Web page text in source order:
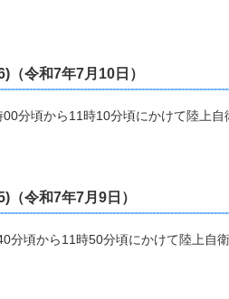
（令和7年7月10日）
分頃から11時10分頃にかけて陸上
（令和7年7月9日）
分頃から11時50分頃にかけて陸上自